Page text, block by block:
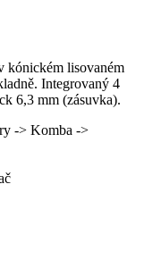
kónickém lisovaném
Integrovaný 4
6,3 mm (zásuvka).
-> Komba ->